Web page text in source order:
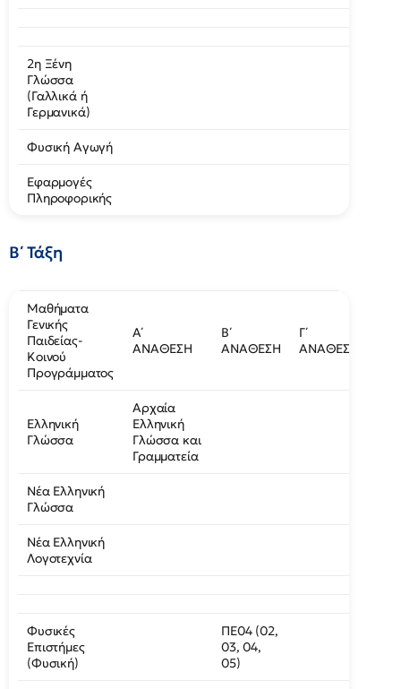
2η Ξένη
Γλώσσα
(Γαλλικά ή
Γερμανικά)
Φυσική Αγωγή
Εφαρμογές
Πληροφορικής
Β΄ Τάξη
Μαθήματα
Γενικής
Παιδείας-
Κοινού
Προγράμματος
Α΄
ΑΝΑΘΕΣΗ
Β΄
ΑΝΑΘΕΣΗ
Γ΄
ΑΝΑΘΕΣΗ
Ελληνική
Γλώσσα
Αρχαία
Ελληνική
Γλώσσα και
Γραμματεία
Νέα Ελληνική
Γλώσσα
Νέα Ελληνική
Λογοτεχνία
Φυσικές
Επιστήμες
(Φυσική)
ΠΕ04 (02,
03, 04,
05)